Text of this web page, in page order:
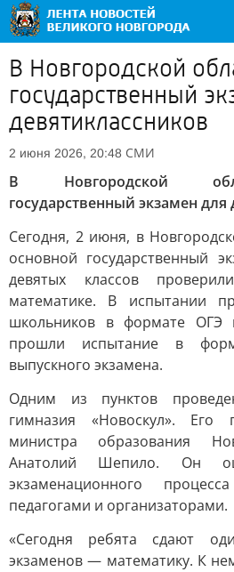
В Новгородской
государственный
девятиклассников
2 июня 2026, 20:48 СМИ
В Новгородской
государственный экзамен для
Сегодня, 2 июня, в
основной государственный
девятых классов
математике. В испытании
школьников в формате ОГЭ
прошли испытание в
выпускного экзамена.
Одним из пунктов
гимназия «Новоскул». Его
министра образования
Анатолий Шепило. Он
экзаменационного
педагогами и организаторами.
«Сегодня ребята сдают
экзаменов — математику. К